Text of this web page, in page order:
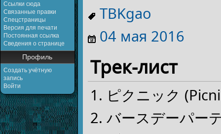
Ссылки сюда
Связанные правки
Спецстраницы
Версия для печати
Постоянная ссылка
Сведения о странице
Профиль
Создать учётную
запись
Войти
TBKgao
04 мая 2016
Трек-лист
ピクニック
バースデーパー